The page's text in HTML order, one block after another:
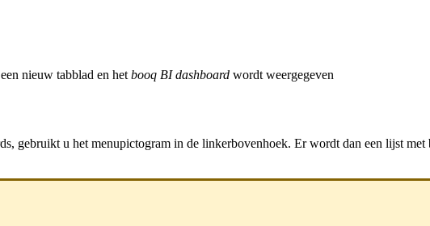
nieuw tabblad en het booq BI dashboard wordt weergegeven
gebruikt u het menupictogram in de linkerbovenhoek. Er wordt dan een lijst